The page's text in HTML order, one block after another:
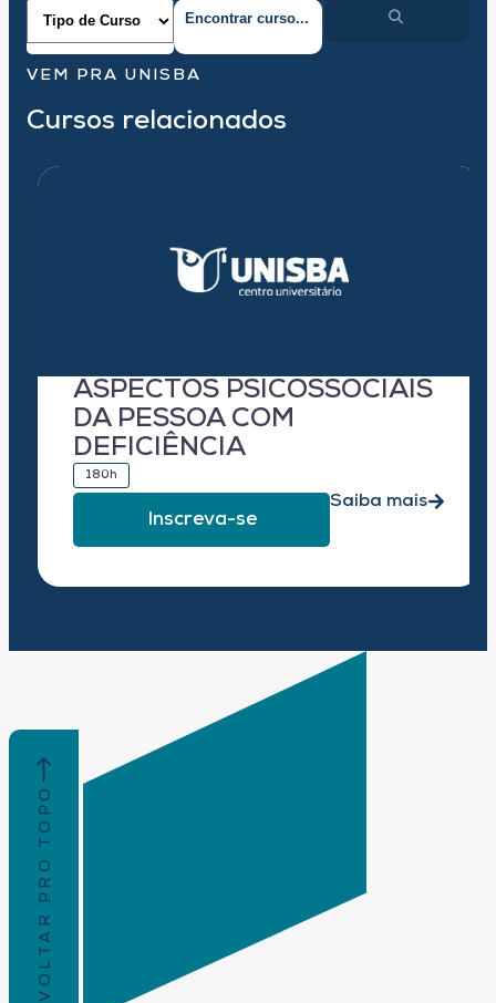
VEM PRA UNISBA
Cursos relacionados
ASPECTOS PSICOSSOCIAIS
DA PESSOA COM
DEFICIÊNCIA
180h
Inscreva-se
Saiba mais
VOLTAR PRO TOPO